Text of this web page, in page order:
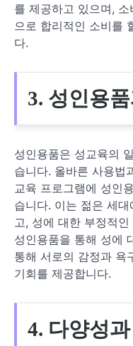
를 제공하고 있으며,
으로 합리적인 소비를
다.
3. 성인용
성인용품은 성교육의
습니다. 올바른 사용법
교육 프로그램에 성인
습니다. 이는 젊은 세
고, 성에 대한 부정적
성인용품을 통해 성에
통해 서로의 감정과 욕
기회를 제공합니다.
4. 다양성